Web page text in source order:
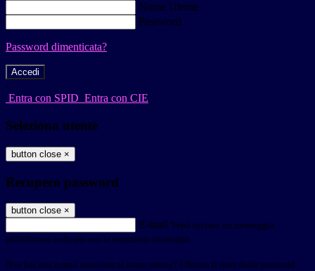
Nome Utente
Password
Password dimenticata?
-
Entra con SPID Entra con CIE
Seleziona utente
button close ×
Recupero password
button close ×
E-mail Verrà inviato un messaggio
all'indirizzo indicato con le istruzioni necessarie.
Non hai una e-mail associata al nome utente? Effettua il reset della password